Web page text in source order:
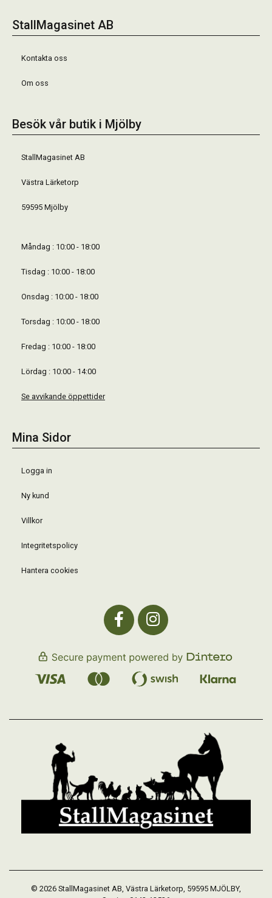
StallMagasinet AB
Kontakta oss
Om oss
Besök vår butik i Mjölby
StallMagasinet AB
Västra Lärketorp
59595 Mjölby
Måndag : 10:00 - 18:00
Tisdag : 10:00 - 18:00
Onsdag : 10:00 - 18:00
Torsdag : 10:00 - 18:00
Fredag : 10:00 - 18:00
Lördag : 10:00 - 14:00
Se avvikande öppettider
Mina Sidor
Logga in
Ny kund
Villkor
Integritetspolicy
Hantera cookies
© 2026 StallMagasinet AB, Västra Lärketorp, 59595 MJÖLBY,